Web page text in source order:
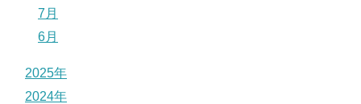
7月
6月
2025年
2024年